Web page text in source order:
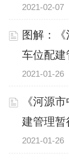
2021-02-07
图解：
车位配建
2021-01-26
《河源
建管理暂
2021-01-26